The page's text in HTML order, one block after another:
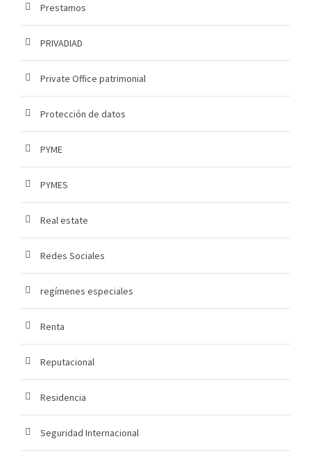
Prestamos
PRIVADIAD
Private Office patrimonial
Protección de datos
PYME
PYMES
Real estate
Redes Sociales
regímenes especiales
Renta
Reputacional
Residencia
Seguridad Internacional